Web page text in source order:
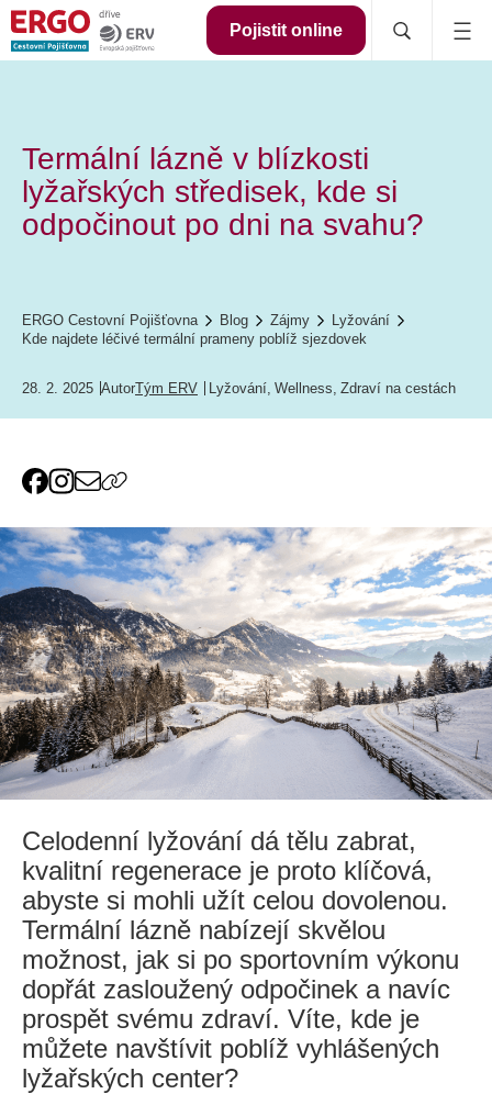
Pojistit online
Termální lázně v blízkosti
lyžařských středisek, kde si
odpočinout po dni na svahu?
ERGO Cestovní Pojišťovna Blog Zájmy
Lyžování
Kde najdete léčivé termální prameny poblíž sjezdovek
28. 2. 2025 AutorTým ERV Lyžování, Wellness, Zdraví na cestách
Celodenní lyžování dá tělu zabrat,
kvalitní regenerace je proto klíčová,
abyste si mohli užít celou dovolenou.
Termální lázně nabízejí skvělou
možnost, jak si po sportovním výkonu
dopřát zasloužený odpočinek a navíc
prospět svému zdraví. Víte, kde je
můžete navštívit poblíž vyhlášených
lyžařských center?